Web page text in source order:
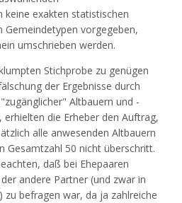
exakten statistischen
Gemeindetypen vorgegeben,
umschrieben werden.
Stichprobe zu genügen
der Ergebnisse durch
Altbauern und -
die Erheber den Auftrag,
alle anwesenden Altbauern
Gesamtzahl 50 nicht überschritt.
daß bei Ehepaaren
andere Partner (und zwar in
zu befragen war, da ja zahlreiche